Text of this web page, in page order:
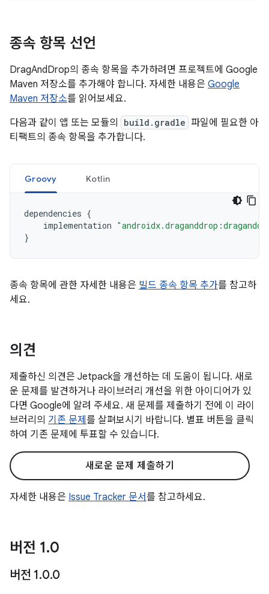
종속 항목 선언
DragAndDrop의 종속 항목을 추가하려면 프로젝트에 Google
Maven 저장소를 추가해야 합니다. 자세한 내용은 Google
Maven 저장소를 읽어보세요.
다음과 같이 앱 또는 모듈의
build.gradle 파일에 필요한 아
티팩트의 종속 항목을 추가합니다.
Groovy Kotlin
dependencies {
implementation
}
종속 항목에 관한 자세한 내용은 빌드 종속 항목 추가를 참고하
세요.
의견
제출하신 의견은 Jetpack을 개선하는 데 도움이 됩니다. 새로
운 문제를 발견하거나 라이브러리 개선을 위한 아이디어가 있
다면 Google에 알려 주세요. 새 문제를 제출하기 전에 이 라이
브러리의 기존 문제 를 살펴보시기 바랍니다. 별표 버튼을 클릭
하여 기존 문제에 투표할 수 있습니다.
새로운 문제 제출하기
자세한 내용은 Issue Tracker 문서를 참고하세요.
버전 1.0
버전 1.0.0